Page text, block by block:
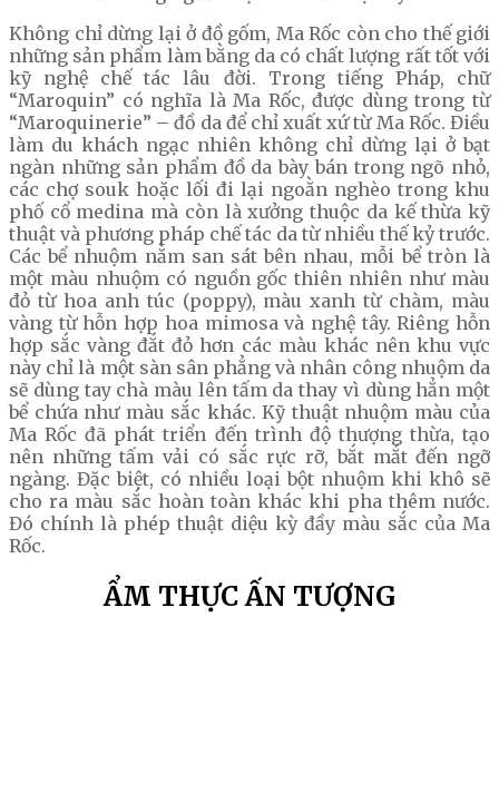
Không chỉ dừng lại ở đồ gốm, Ma Rốc còn cho thế giới
những sản phẩm làm bằng da có chất lượng rất tốt với
kỹ nghệ chế tác lâu đời. Trong tiếng Pháp, chữ
“Maroquin” có nghĩa là Ma Rốc, được dùng trong từ
“Maroquinerie” – đồ da để chỉ xuất xứ từ Ma Rốc. Điều
làm du khách ngạc nhiên không chỉ dừng lại ở bạt
ngàn những sản phẩm đồ da bày bán trong ngõ nhỏ,
các chợ souk hoặc lối đi lại ngoằn nghèo trong khu
phố cổ medina mà còn là xưởng thuộc da kế thừa kỹ
thuật và phương pháp chế tác da từ nhiều thế kỷ trước.
Các bể nhuộm nằm san sát bên nhau, mỗi bể tròn là
một màu nhuộm có nguồn gốc thiên nhiên như màu
đỏ từ hoa anh túc (poppy), màu xanh từ chàm, màu
vàng từ hỗn hợp hoa mimosa và nghệ tây. Riêng hỗn
hợp sắc vàng đắt đỏ hơn các màu khác nên khu vực
này chỉ là một sàn sân phẳng và nhân công nhuộm da
sẽ dùng tay chà màu lên tấm da thay vì dùng hẳn một
bể chứa như màu sắc khác. Kỹ thuật nhuộm màu của
Ma Rốc đã phát triển đến trình độ thượng thừa, tạo
nên những tấm vải có sắc rực rỡ, bắt mắt đến ngỡ
ngàng. Đặc biệt, có nhiều loại bột nhuộm khi khô sẽ
cho ra màu sắc hoàn toàn khác khi pha thêm nước.
Đó chính là phép thuật diệu kỳ đầy màu sắc của Ma
Rốc.
ẨM THỰC ẤN TƯỢNG